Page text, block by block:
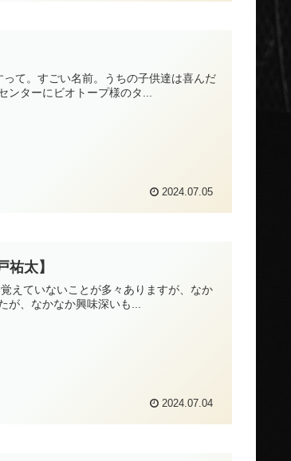
て。すごい名前。うちの子供達は喜んだ
ターにビオトープ様のタ...
2024.07.05
太】
えていないことが多々ありますが、なか
、なかなか興味深いも...
2024.07.04